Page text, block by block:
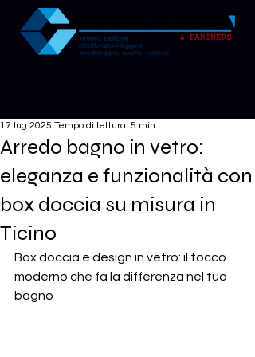
Arredo bagno in vetro:
eleganza e funzionalità con
box doccia su misura in
Ticino
17 lug 2025 Tempo di lettura: 5 min
Box doccia e design in vetro: il tocco
moderno che fa la differenza nel tuo
bagno